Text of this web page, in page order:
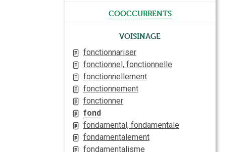
cooccurrents
Voisinage
fonctionnariser
fonctionnel, fonctionnelle
fonctionnellement
fonctionnement
fonctionner
fond
fondamental, fondamentale
fondamentalement
fondamentalisme